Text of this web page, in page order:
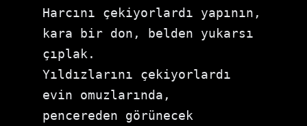
kara bir don, belden yukarsı
çıplak.
Yıldızlarını çekiyorlardı
evin omuzlarında,
pencereden görünecek